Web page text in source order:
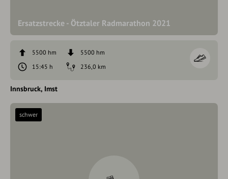
Ersatzstrecke - Ötztaler Radmarathon 2021
5500 hm
5500 hm
15:45 h
236,0 km
Innsbruck Imst
schwer